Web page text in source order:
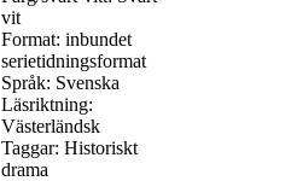
vit
Format: inbundet
serietidningsformat
Språk: Svenska
Läsriktning:
Västerländsk
Taggar: Historiskt
drama